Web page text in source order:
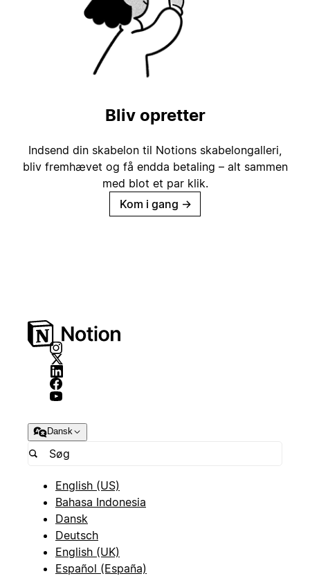
Bliv opretter
Indsend din skabelon til Notions skabelongalleri,
bliv fremhævet og få endda betaling – alt sammen
med blot et par klik.
Kom i gang →
Dansk
English (US)
Bahasa Indonesia
Dansk
Deutsch
English (UK)
Español (España)